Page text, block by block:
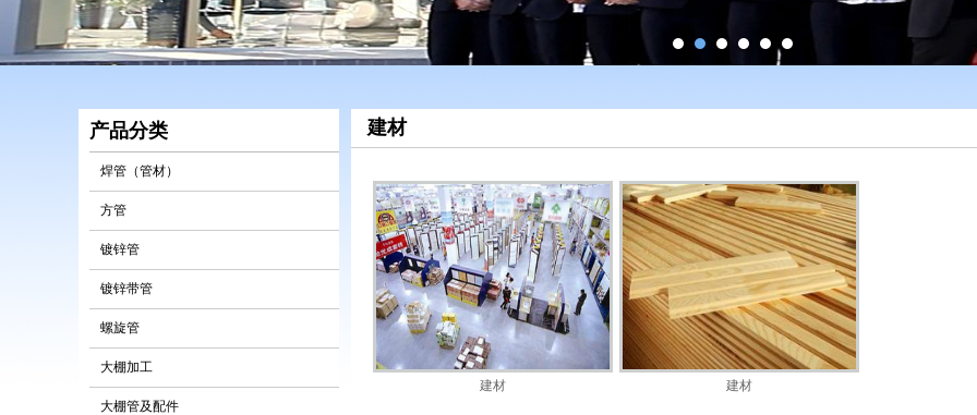
产品分类
焊管（管材）
方管
镀锌管
镀锌带管
螺旋管
大棚加工
大棚管及配件
建材
建材 建材